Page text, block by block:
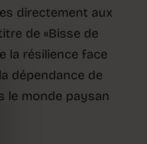
directement aux
de «Bisse de
la résilience face
dépendance de
le monde paysan